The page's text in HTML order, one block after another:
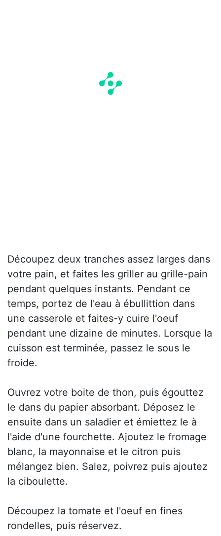
Découpez deux tranches assez larges dans
votre pain, et faites les griller au grille-pain
pendant quelques instants. Pendant ce
temps, portez de l'eau à ébullittion dans
une casserole et faites-y cuire l'oeuf
pendant une dizaine de minutes. Lorsque la
cuisson est terminée, passez le sous le
froide.
Ouvrez votre boite de thon, puis égouttez
le dans du papier absorbant. Déposez le
ensuite dans un saladier et émiettez le à
l'aide d'une fourchette. Ajoutez le fromage
blanc, la mayonnaise et le citron puis
mélangez bien. Salez, poivrez puis ajoutez
la ciboulette.
Découpez la tomate et l'oeuf en fines
rondelles, puis réservez.